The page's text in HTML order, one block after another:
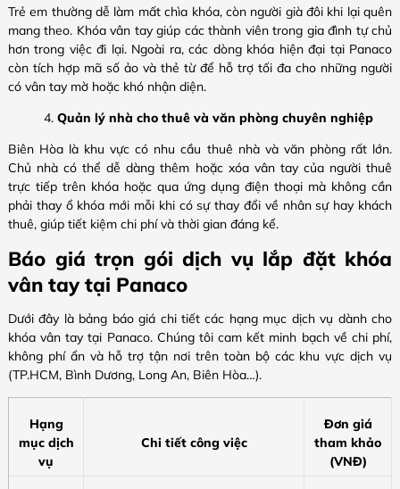
Trẻ em thường dễ làm mất chìa khóa, còn người già đôi khi lại quên
mang theo. Khóa vân tay giúp các thành viên trong gia đình tự chủ
hơn trong việc đi lại. Ngoài ra, các dòng khóa hiện đại tại Panaco
còn tích hợp mã số ảo và thẻ từ để hỗ trợ tối đa cho những người
có vân tay mờ hoặc khó nhận diện.
Quản lý nhà cho thuê và văn phòng chuyên nghiệp
Biên Hòa là khu vực có nhu cầu thuê nhà và văn phòng rất lớn.
Chủ nhà có thể dễ dàng thêm hoặc xóa vân tay của người thuê
trực tiếp trên khóa hoặc qua ứng dụng điện thoại mà không cần
phải thay ổ khóa mới mỗi khi có sự thay đổi về nhân sự hay khách
thuê, giúp tiết kiệm chi phí và thời gian đáng kể.
Báo giá trọn gói dịch vụ lắp đặt khóa
vân tay tại Panaco
Dưới đây là bảng báo giá chi tiết các hạng mục dịch vụ dành cho
khóa vân tay tại Panaco. Chúng tôi cam kết minh bạch về chi phí,
không phí ẩn và hỗ trợ tận nơi trên toàn bộ các khu vực dịch vụ
(TP.HCM, Bình Dương, Long An, Biên Hòa…).
Hạng
mục dịch
vụ
Chi tiết công việc
Đơn giá
tham khảo
(VNĐ)